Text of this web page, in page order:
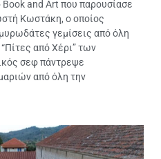
and Art που παρουσίασε
Κωστάκη, ο οποίος
γεμίσεις από όλη
από Χέρι” των
σεφ πάντρεψε
από όλη την